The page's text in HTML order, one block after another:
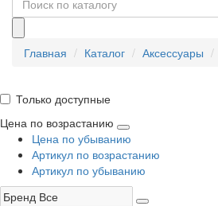
Главная Каталог Аксессуары
Только доступные
Цена по возрастанию
Цена по убыванию
Артикул по возрастанию
Артикул по убыванию